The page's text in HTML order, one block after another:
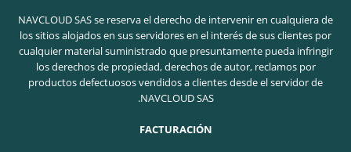
NAVCLOUD SAS se reserva el derecho de intervenir en cualquiera de
los sitios alojados en sus servidores en el interés de sus clientes por
cualquier material suministrado que presuntamente pueda infringir
los derechos de propiedad, derechos de autor, reclamos por
productos defectuosos vendidos a clientes desde el servidor de
NAVCLOUD SAS.
FACTURACIÓN